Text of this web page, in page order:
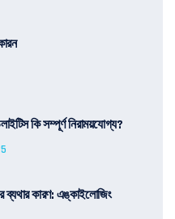
কি সম্পূর্ণ নিরাময়যোগ্য?
কারণ: এঙ্কাইলোজিং